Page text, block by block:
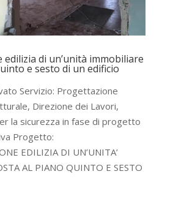
di un’unità immobiliare
e sesto di un edificio
Servizio: Progettazione
Direzione dei Lavori,
la sicurezza in fase di progetto
Progetto:
EDILIZIA DI UN’UNITA’
AL PIANO QUINTO E SESTO